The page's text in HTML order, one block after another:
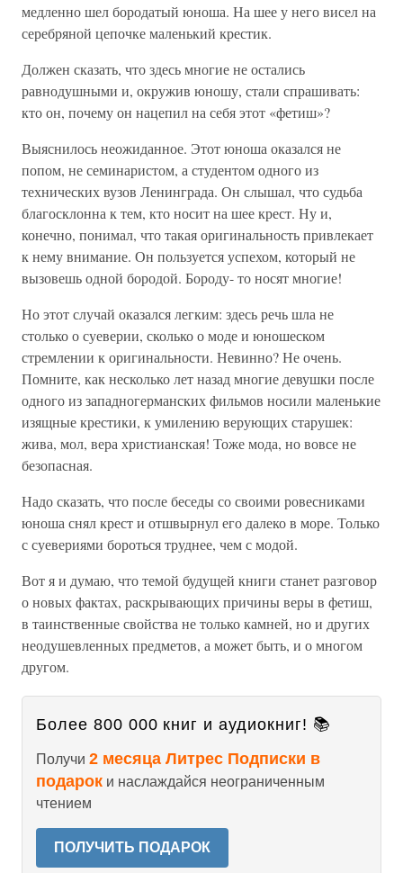
медленно шел бородатый юноша. На шее у него висел на
серебряной цепочке маленький крестик.
Должен сказать, что здесь многие не остались
равнодушными и, окружив юношу, стали спрашивать:
кто он, почему он нацепил на себя этот «фетиш»?
Выяснилось неожиданное. Этот юноша оказался не
попом, не семинаристом, а студентом одного из
технических вузов Ленинграда. Он слышал, что судьба
благосклонна к тем, кто носит на шее крест. Ну и,
конечно, понимал, что такая оригинальность привлекает
к нему внимание. Он пользуется успехом, который не
вызовешь одной бородой. Бороду- то носят многие!
Но этот случай оказался легким: здесь речь шла не
столько о суеверии, сколько о моде и юношеском
стремлении к оригинальности. Невинно? Не очень.
Помните, как несколько лет назад многие девушки после
одного из западногерманских фильмов носили маленькие
изящные крестики, к умилению верующих старушек:
жива, мол, вера христианская! Тоже мода, но вовсе не
безопасная.
Надо сказать, что после беседы со своими ровесниками
юноша снял крест и отшвырнул его далеко в море. Только
с суевериями бороться труднее, чем с модой.
Вот я и думаю, что темой будущей книги станет разговор
о новых фактах, раскрывающих причины веры в фетиш,
в таинственные свойства не только камней, но и других
неодушевленных предметов, а может быть, и о многом
другом.
Более 800 000 книг и аудиокниг! 📚
Получи 2 месяца Литрес Подписки в
подарок и наслаждайся неограниченным
чтением
ПОЛУЧИТЬ ПОДАРОК